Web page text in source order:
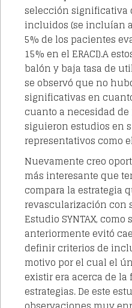
selección significativa
incluidos (se incluían
5% de los pacientes
15% en el ERACI).A
balón y baja tasa de
se observó que no
significativas en
cuanto a necesidad
siguieron estudios en
representativos como el
Nuevamente creo
más interesante que
compara la estrategia
revascularización con
Estudio SYNTAX, como
anteriormente evitó
definir criterios de
motivo por el cual el
existir era acerca de
estrategias. De este